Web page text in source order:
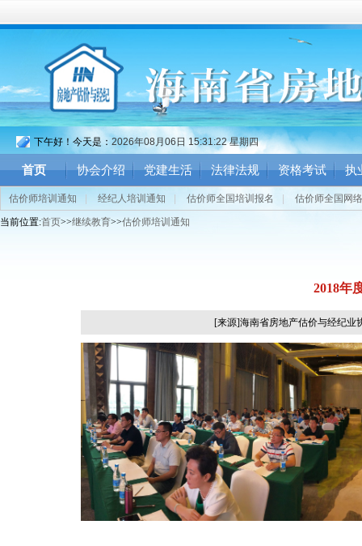
下午好！今天是： 2026年08月06日 15:31:22 星期四
首页 协会介绍 党建生活 法律法规 资格考试 执
估价师培训通知 经纪人培训通知 估价师全国培训报名 估价师全国网
当前位置:首页>>继续教育>>估价师培训通知
2018年
[来源]海南省房地产估价与经纪业